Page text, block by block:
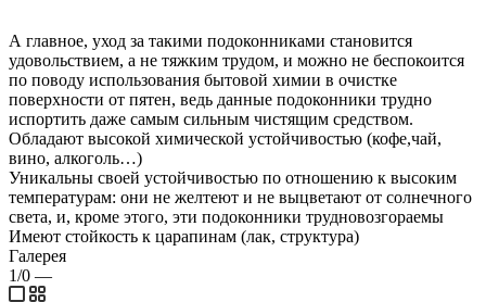
А главное, уход за такими подоконниками становится
удовольствием, а не тяжким трудом, и можно не беспокоится
по поводу использования бытовой химии в очистке
поверхности от пятен, ведь данные подоконники трудно
испортить даже самым сильным чистящим средством.
Обладают высокой химической устойчивостью (кофе,чай,
вино, алкоголь…)
Уникальны своей устойчивостью по отношению к высоким
температурам: они не желтеют и не выцветают от солнечного
света, и, кроме этого, эти подоконники трудновозгораемы
Имеют стойкость к царапинам (лак, структура)
Галерея
1/0 —